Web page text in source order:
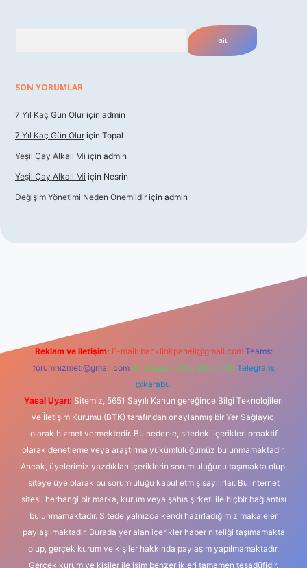
SON YORUMLAR
7 Yıl Kaç Gün Olur için admin
7 Yıl Kaç Gün Olur için Topal
Yeşil Çay Alkali Mi için admin
Yeşil Çay Alkali Mi için Nesrin
Değişim Yönetimi Neden Önemlidir için admin
Reklam ve İletişim: E-mail: backlinkpaneli@gmail.com Teams:
forumhizmeti@gmail.com Whatsapp: 0262 606 0 726 Telegram:
@karabul
Yasal Uyarı: Sitemiz, 5651 Sayılı Kanun gereğince Bilgi Teknolojileri
ve İletişim Kurumu (BTK) tarafından onaylanmış bir Yer Sağlayıcı
olarak hizmet vermektedir. Bu nedenle, sitedeki içerikleri proaktif
olarak denetleme veya araştırma yükümlülüğümüz bulunmamaktadır.
Ancak, üyelerimiz yazdıkları içeriklerin sorumluluğunu taşımakta olup,
siteye üye olarak bu sorumluluğu kabul etmiş sayılırlar. Bu internet
sitesi, herhangi bir marka, kurum veya şahıs şirketi ile hiçbir bağlantısı
bulunmamaktadır. Sitede yalnızca kendi hazırladığımız makaleler
paylaşılmaktadır. Burada yer alan içerikler haber niteliği taşımamakta
olup, gerçek kurum ve kişiler hakkında paylaşım yapılmamaktadır.
Gerçek kurum ve kişiler ile isim benzerlikleri tamamen tesadüfidir.